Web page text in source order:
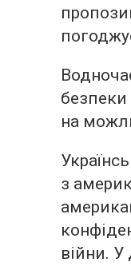
безпеки
на
з
війни.